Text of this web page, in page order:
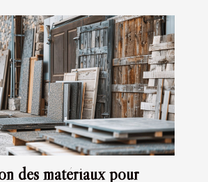
des matériaux pour